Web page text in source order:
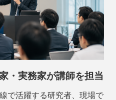
・実務家が講師を担当
で活躍する研究者、現場で